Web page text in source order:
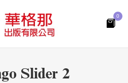
0
Slider 2